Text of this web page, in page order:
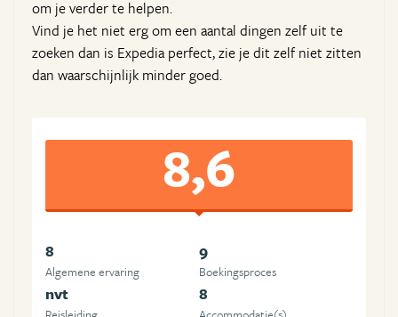
om je verder te helpen.
Vind je het niet erg om een aantal dingen zelf uit te
zoeken dan is Expedia perfect, zie je dit zelf niet zitten
dan waarschijnlijk minder goed.
8,6
8
Algemene ervaring
9
Boekingsproces
nvt 8